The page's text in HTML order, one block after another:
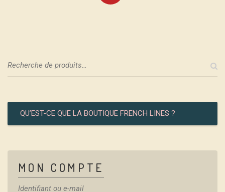
QU’EST-CE QUE LA BOUTIQUE FRENCH LINES ?
MON COMPTE